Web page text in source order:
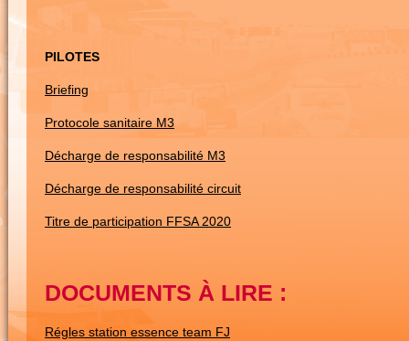
PILOTES
Briefing
Protocole sanitaire M3
Décharge de responsabilité M3
Décharge de responsabilité circuit
Titre de participation FFSA 2020
DOCUMENTS À LIRE :
Régles station essence team FJ